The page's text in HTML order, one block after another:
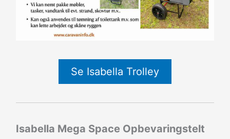
Se Isabella Trolley
Isabella Mega Space Opbevaringstelt